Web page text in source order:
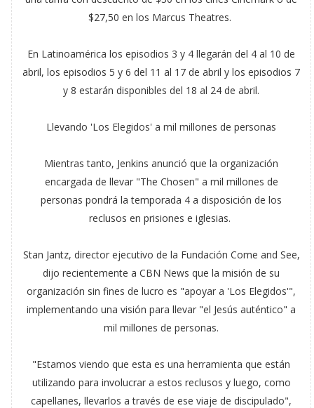
$27,50 en los Marcus Theatres.
En Latinoamérica los episodios 3 y 4 llegarán del 4 al 10 de
abril, los episodios 5 y 6 del 11 al 17 de abril y los episodios 7
y 8 estarán disponibles del 18 al 24 de abril.
Llevando 'Los Elegidos' a mil millones de personas
Mientras tanto, Jenkins anunció que la organización
encargada de llevar "The Chosen" a mil millones de
personas pondrá la temporada 4 a disposición de los
reclusos en prisiones e iglesias.
Stan Jantz, director ejecutivo de la Fundación Come and See,
dijo recientemente a CBN News que la misión de su
organización sin fines de lucro es "apoyar a 'Los Elegidos'",
implementando una visión para llevar "el Jesús auténtico" a
mil millones de personas.
"Estamos viendo que esta es una herramienta que están
utilizando para involucrar a estos reclusos y luego, como
capellanes, llevarlos a través de ese viaje de discipulado",